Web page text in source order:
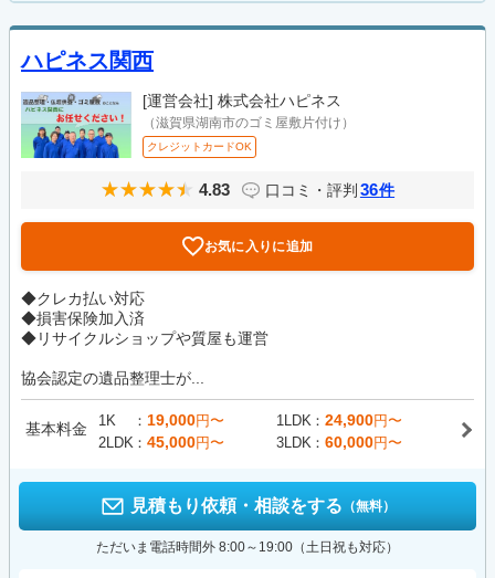
ハピネス関西
[運営会社] 株式会社ハピネス
（滋賀県湖南市のゴミ屋敷片付け）
クレジットカードOK
4.83 口コミ・評判 36件
お気に入りに追加
◆クレカ払い対応
◆損害保険加入済
◆リサイクルショップや質屋も運営
協会認定の遺品整理士が...
基本料金 1K 19,000円〜 1LDK 24,900円〜
2LDK
45,000円〜 3LDK 60,000円〜
見積もり依頼・相談をする （無料）
ただいま電話時間外 8:00～19:00（土日祝も対応）